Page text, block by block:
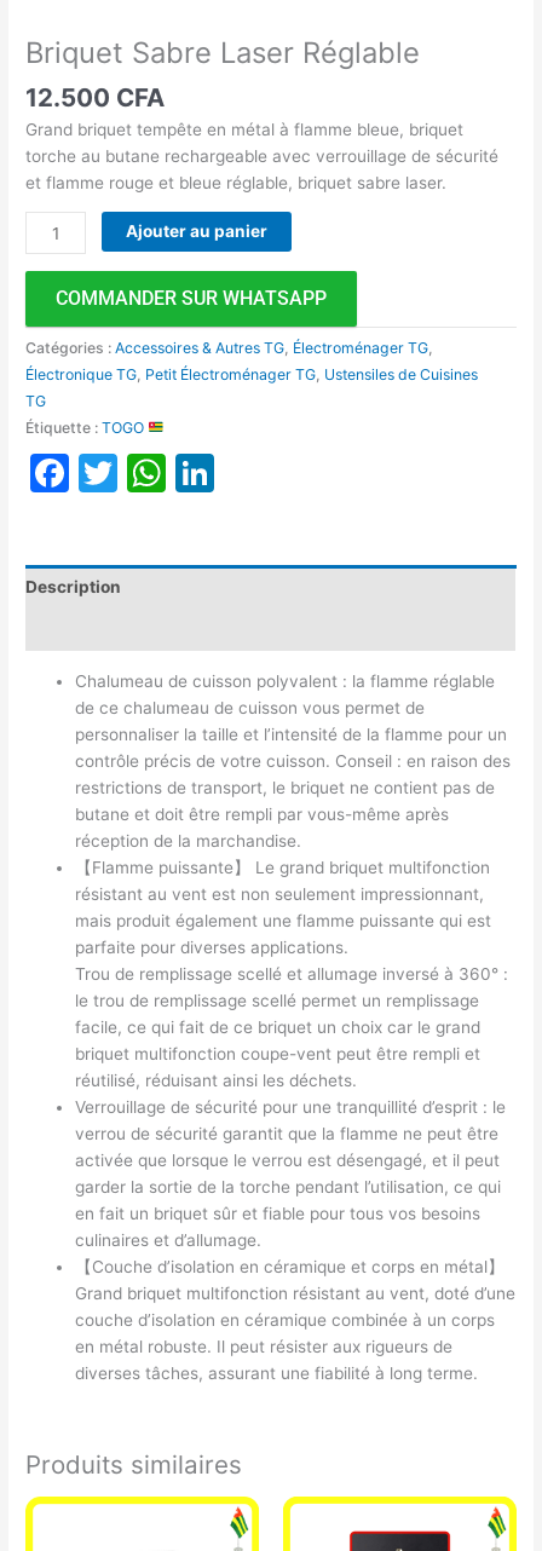
Briquet Sabre Laser Réglable
12.500 CFA
Grand briquet tempête en métal à flamme bleue, briquet
torche au butane rechargeable avec verrouillage de sécurité
et flamme rouge et bleue réglable, briquet sabre laser.
Ajouter au panier
COMMANDER SUR WHATSAPP
Catégories :Accessoires & Autres TG, Électroménager TG,
Électronique TG, Petit Électroménager TG, Ustensiles de Cuisines
TG
Étiquette :TOGO
Facebook
TwitterWhatsApp
Description
Chalumeau de cuisson polyvalent : la flamme réglable
de ce chalumeau de cuisson vous permet de
personnaliser la taille et l’intensité de la flamme pour un
contrôle précis de votre cuisson. Conseil : en raison des
restrictions de transport, le briquet ne contient pas de
butane et doit être rempli par vous-même après
réception de la marchandise.
【Flamme puissante】 Le grand briquet multifonction
résistant au vent est non seulement impressionnant,
mais produit également une flamme puissante qui est
parfaite pour diverses applications.
Trou de remplissage scellé et allumage inversé à 360° :
le trou de remplissage scellé permet un remplissage
facile, ce qui fait de ce briquet un choix car le grand
briquet multifonction coupe-vent peut être rempli et
réutilisé, réduisant ainsi les déchets.
Verrouillage de sécurité pour une tranquillité d’esprit : le
verrou de sécurité garantit que la flamme ne peut être
activée que lorsque le verrou est désengagé, et il peut
garder la sortie de la torche pendant l’utilisation, ce qui
en fait un briquet sûr et fiable pour tous vos besoins
culinaires et d’allumage.
【Couche d’isolation en céramique et corps en métal】
Grand briquet multifonction résistant au vent, doté d’une
couche d’isolation en céramique combinée à un corps
en métal robuste. Il peut résister aux rigueurs de
diverses tâches, assurant une fiabilité à long terme.
Produits similaires